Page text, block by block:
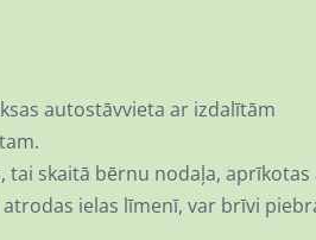
autostāvvieta ar izdalītām
tai skaitā bērnu nodaļa, aprīkotas
ielas līmenī, var brīvi